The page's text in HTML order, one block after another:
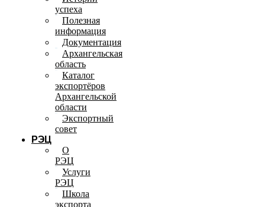
успеха
Полезная
информация
Документация
Архангельская
область
Каталог
экспортёров
Архангельской
области
Экспортный
совет
РЭЦ
О
РЭЦ
Услуги
РЭЦ
Школа
экспорта